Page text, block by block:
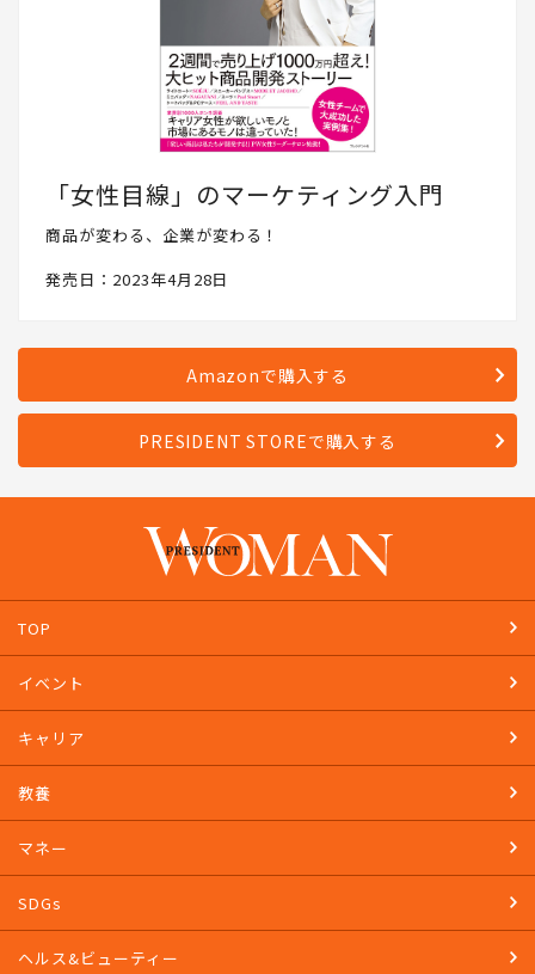
「女性目線」のマーケティング入門
商品が変わる、企業が変わる！
発売日：2023年4月28日
Amazonで購入する
PRESIDENT STOREで購入する
TOP
イベント
キャリア
教養
マネー
SDGs
ヘルス&ビューティー